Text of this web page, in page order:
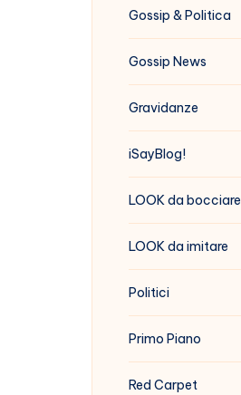
Gossip & Politica
Gossip News
Gravidanze
iSayBlog!
LOOK da bocciare
LOOK da imitare
Politici
Primo Piano
Red Carpet